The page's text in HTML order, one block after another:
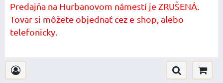
Predajňa na Hurbanovom námestí je ZRUŠENÁ.
Tovar si môžete objednať cez e-shop, alebo
telefonicky.